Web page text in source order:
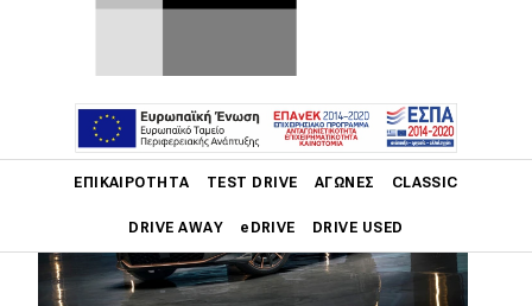
ΕΠΙΚΑΙΡΌΤΗΤΑ TEST DRIVE ΑΓΏΝΕΣ CLASSIC
DRIVE AWAY eDRIVE DRIVE USED
Main navigation